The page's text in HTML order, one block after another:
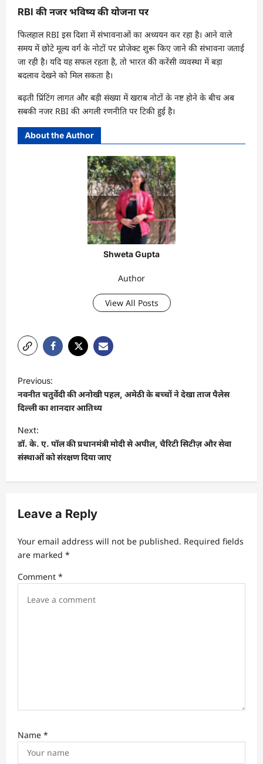
RBI की नजर भविष्य की योजना पर
फिलहाल RBI इस दिशा में संभावनाओं का अध्ययन कर रहा है। आने वाले
समय में छोटे मूल्य वर्ग के नोटों पर प्रोजेक्ट शुरू किए जाने की संभावना जताई
जा रही है। यदि यह सफल रहता है, तो भारत की करेंसी व्यवस्था में बड़ा
बदलाव देखने को मिल सकता है।
बढ़ती प्रिंटिंग लागत और बड़ी संख्या में खराब नोटों के नष्ट होने के बीच अब
सबकी नजर RBI की अगली रणनीति पर टिकी हुई है।
About the Author
Shweta Gupta
Author
View All Posts
o
s
t
n
a
v
g
a
t
i
Previous:
नवनीत चतुर्वेदी की अनोखी पहल, अमेठी के बच्चों ने देखा ताज पैलेस
दिल्ली का शानदार आतिथ्य
Next:
डॉ. के. ए. पॉल की प्रधानमंत्री मोदी से अपील, चैरिटी सिटीज़ और सेवा
संस्थाओं को संरक्षण दिया जाए
Leave a Reply
Your email address will not be published. Required fields
are marked *
Comment *
Name *